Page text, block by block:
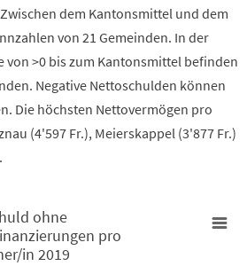
dem Kantonsmittel und dem
von 21 Gemeinden. In der
von >0 bis zum Kantonsmittel befinden
Negative Nettoschulden können
Die höchsten Nettovermögen pro
(4'597 Fr.), Meierskappel (3'877 Fr.)
pro Einwohner/in 2019
ohne
pro
in 2019